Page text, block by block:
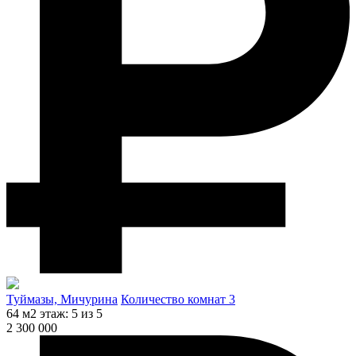
Туймазы, Мичурина Количество комнат 3
64 м2 этаж: 5 из 5
2 300 000